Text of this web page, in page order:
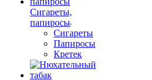
Сигареты,
папиросы
Сигареты
Папиросы
Кретек